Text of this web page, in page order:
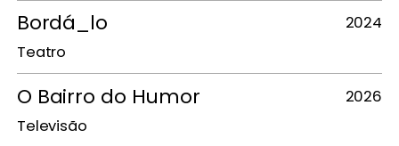
Bordá_lo
2024
Teatro
O Bairro do Humor
2026
Televisão